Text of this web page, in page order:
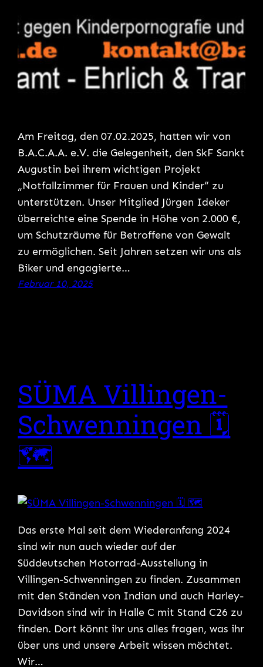
Am Freitag, den 07.02.2025, hatten wir von
B.A.C.A.A. e.V. die Gelegenheit, den SkF Sankt
Augustin bei ihrem wichtigen Projekt
„Notfallzimmer für Frauen und Kinder“ zu
unterstützen. Unser Mitglied Jürgen Ideker
überreichte eine Spende in Höhe von 2.000 €,
um Schutzräume für Betroffene von Gewalt
zu ermöglichen. Seit Jahren setzen wir uns als
Biker und engagierte…
Februar 10, 2025
SÜMA Villingen-
Schwenningen 🗓
🗺
Das erste Mal seit dem Wiederanfang 2024
sind wir nun auch wieder auf der
Süddeutschen Motorrad-Ausstellung in
Villingen-Schwenningen zu finden. Zusammen
mit den Ständen von Indian und auch Harley-
Davidson sind wir in Halle C mit Stand C26 zu
finden. Dort könnt ihr uns alles fragen, was ihr
über uns und unsere Arbeit wissen möchtet.
Wir…